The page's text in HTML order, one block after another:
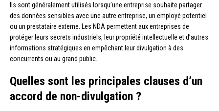
Ils sont généralement utilisés lorsqu’une entreprise souhaite partager
des données sensibles avec une autre entreprise, un employé potentiel
ou un prestataire externe. Les NDA permettent aux entreprises de
protéger leurs secrets industriels, leur propriété intellectuelle et d’autres
informations stratégiques en empêchant leur divulgation à des
concurrents ou au grand public.
Quelles sont les principales clauses d’un
accord de non-divulgation ?